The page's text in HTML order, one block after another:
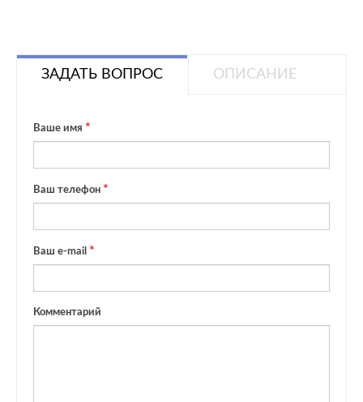
ЗАДАТЬ ВОПРОС ОПИСАНИЕ
Ваше имя
Ваш телефон
Ваш e-mail
Комментарий